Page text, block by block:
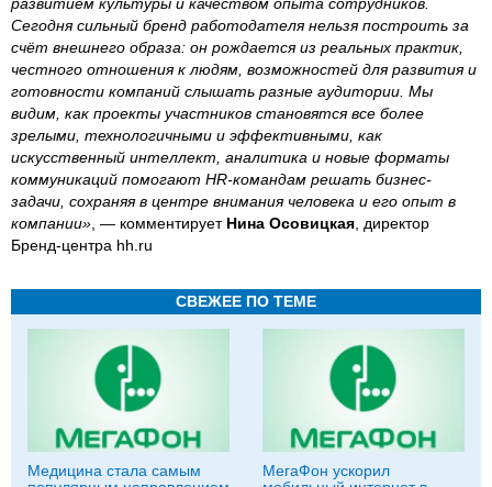
Сегодня сильный бренд работодателя нельзя построить за
счёт внешнего образа: он рождается из реальных практик,
честного отношения к людям, возможностей для развития и
готовности компаний слышать разные аудитории. Мы
видим, как проекты участников становятся все более
зрелыми, технологичными и эффективными, как
искусственный интеллект, аналитика и новые форматы
коммуникаций помогают HR-командам решать бизнес-
задачи, сохраняя в центре внимания человека и его опыт в
компании» , — комментирует Нина Осовицкая , директор
Бренд-центра hh.ru
СВЕЖЕЕ ПО ТЕМЕ
Медицина стала самым
МегаФон ускорил